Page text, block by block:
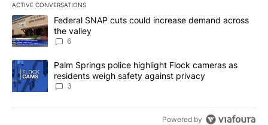
ACTIVE CONVERSATIONS
The following is a list of the most commented articles in the last
A trending article titled "Federal SNAP cuts could increase
Federal SNAP cuts could increase demand across
the valley
6
A trending article titled "Palm Springs police highlight Flock
Palm Springs police highlight Flock cameras as
residents weigh safety against privacy
3
Powered by